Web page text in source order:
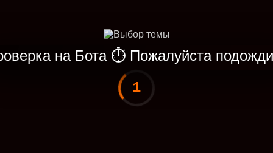
на Бота⏱ Пожалуйста
1